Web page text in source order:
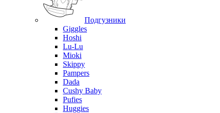
Подгузники
Giggles
Hoshi
Lu-Lu
Mioki
Skippy
Pampers
Dada
Cushy Baby
Pufies
Huggies